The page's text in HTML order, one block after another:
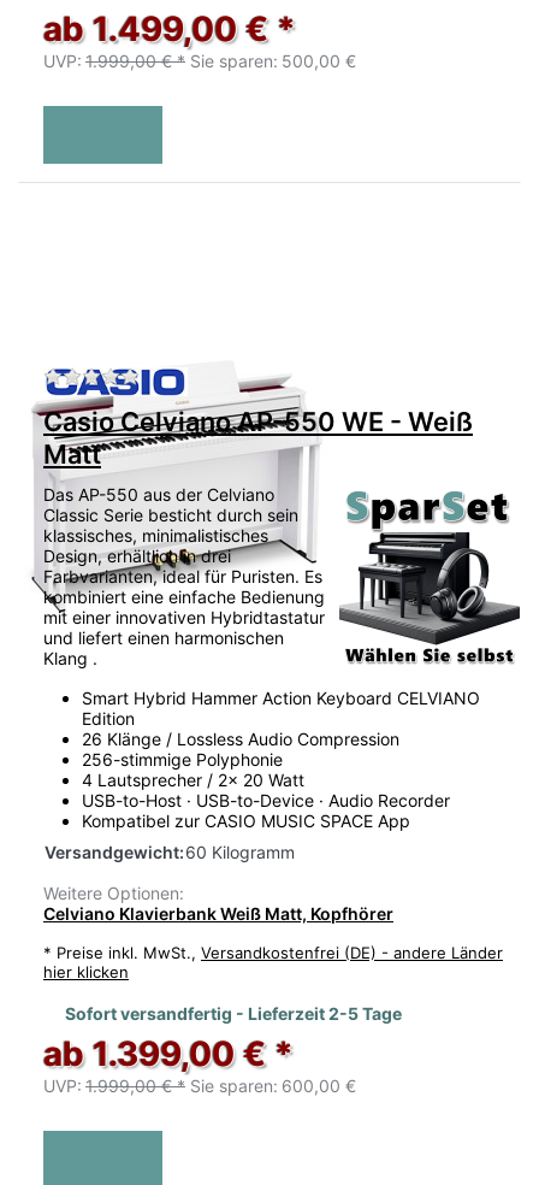
ab 1.499,00 € *
UVP: 1.999,00 € * Sie sparen: 500,00 €
Zu diesem Produkt liegen noch keine
Casio Celviano AP-550 WE - Weiß
Matt
Das AP-550 aus der Celviano
Classic Serie besticht durch sein
klassisches, minimalistisches
Design, erhältlich in drei
Farbvarianten, ideal für Puristen. Es
kombiniert eine einfache Bedienung
mit einer innovativen Hybridtastatur
und liefert einen harmonischen
Klang .
Smart Hybrid Hammer Action Keyboard CELVIANO
Edition
26 Klänge / Lossless Audio Compression
256-stimmige Polyphonie
4 Lautsprecher / 2x 20 Watt
USB-to-Host · USB-to-Device · Audio Recorder
Kompatibel zur CASIO MUSIC SPACE App
Versandgewicht:60 Kilogramm
Weitere Optionen:
Celviano Klavierbank Weiß Matt, Kopfhörer
* Preise inkl. MwSt., Versandkostenfrei (DE) - andere Länder
hier klicken
Sofort versandfertig - Lieferzeit 2-5 Tage
ab 1.399,00 € *
UVP: 1.999,00 € * Sie sparen: 600,00 €